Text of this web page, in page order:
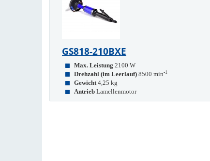
GS818-210BXE
Max. Leistung 2100 W
Drehzahl (im Leerlauf) 8500 min-1
Gewicht 4,25 kg
Antrieb Lamellenmotor